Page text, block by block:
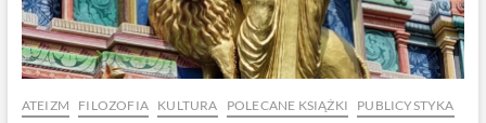
ATEIZM FILOZOFIA KULTURA POLECANE KSIĄŻKI PUBLICYSTYKA